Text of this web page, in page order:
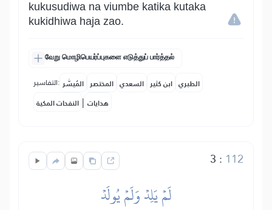
kukusudiwa na viumbe katika kutaka
kukidhiwa haja zao.
வேறு மொழிபெயர்ப்புகளை எடுத்துப் பார்த்தல்
التفاسير: المُيسَّر المختصر السعدي ابن كثير الطبري
النفحات المكية | هدايات
3 : 112
لَمۡ يَلِدۡ وَلَمۡ يُولَدۡ